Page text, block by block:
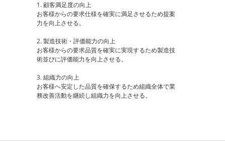
1. 顧客満足度の向上
お客様からの要求仕様を確実に満足させるため提案
力を向上させる。
2. 製造技術・評価能力の向上
お客様からの要求品質を確実に実現するため製造技
術並びに評価能力を向上させる。
3. 組織力の向上
お客様へ安定した品質を確保するため組織全体で業
務改善活動を継続し組織力を向上させる。